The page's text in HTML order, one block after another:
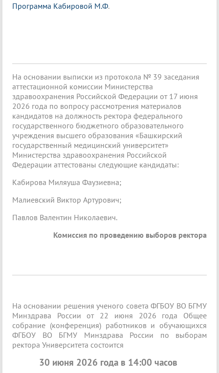
Программа Кабировой М.Ф.
На основании выписки из протокола № 39 заседания
аттестационной комиссии Министерства
здравоохранения Российской Федерации от 17 июня
2026 года по вопросу рассмотрения материалов
кандидатов на должность ректора федерального
государственного бюджетного образовательного
учреждения высшего образования «Башкирский
государственный медицинский университет»
Министерства здравоохранения Российской
Федерации аттестованы следующие кандидаты:
Кабирова Миляуша Фаузиевна;
Малиевский Виктор Артурович;
Павлов Валентин Николаевич.
Комиссия по проведению выборов ректора
На основании решения ученого совета ФГБОУ ВО БГМУ
Минздрава России от 22 июня 2026 года Общее
собрание (конференция) работников и обучающихся
ФГБОУ ВО БГМУ Минздрава России по выборам
ректора Университета состоится
30 июня 2026 года в 14:00 часов